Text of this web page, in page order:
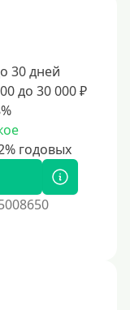
30 дней
до 30 000 ₽